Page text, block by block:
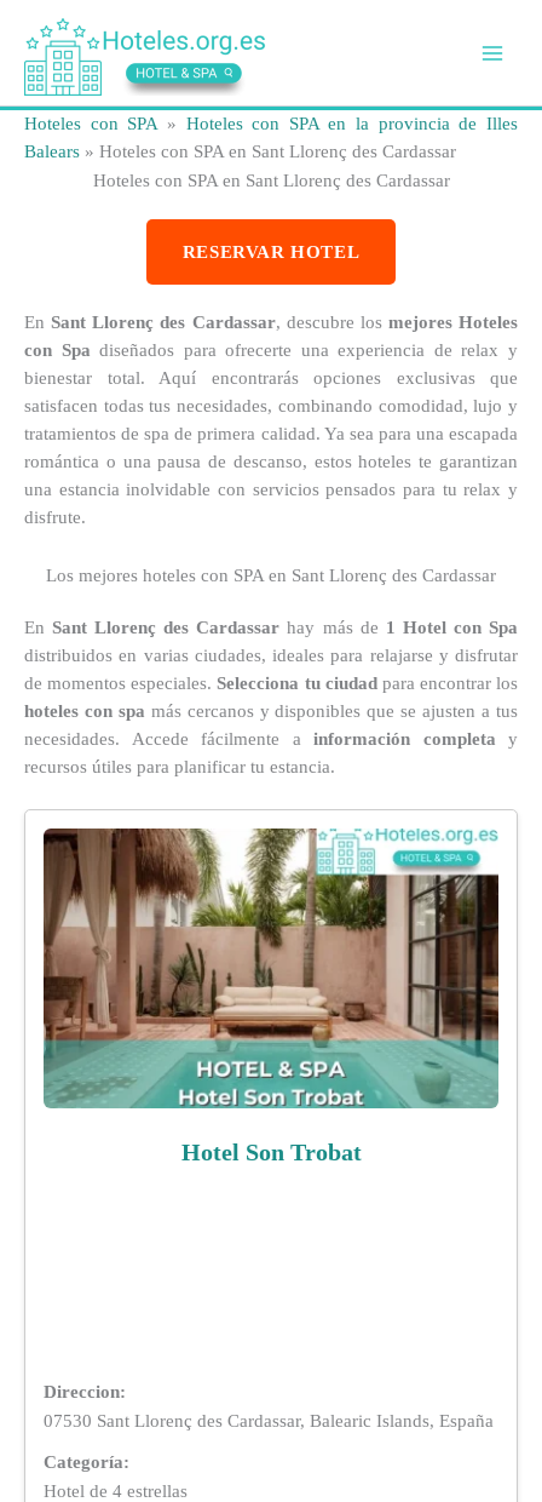
contenido
Hoteles con SPA » Hoteles con SPA en la provincia de Illes
Balears » Hoteles con SPA en Sant Llorenç des Cardassar
Hoteles con SPA en Sant Llorenç des Cardassar
RESERVAR HOTEL
EnSant Llorenç des Cardassar, descubre los mejores Hoteles
con Spa diseñados para ofrecerte una experiencia de relax y
bienestar total. Aquí encontrarás opciones exclusivas que
satisfacen todas tus necesidades, combinando comodidad, lujo y
tratamientos de spa de primera calidad. Ya sea para una escapada
romántica o una pausa de descanso, estos hoteles te garantizan
una estancia inolvidable con servicios pensados para tu relax y
disfrute.
Los mejores hoteles con SPA en Sant Llorenç des Cardassar
EnSant Llorenç des Cardassar hay más de 1 Hotel con Spa
distribuidos en varias ciudades, ideales para relajarse y disfrutar
de momentos especiales.Selecciona tu ciudadpara encontrar los
hoteles con spa más cercanos y disponibles que se ajusten a tus
necesidades. Accede fácilmente a información completa y
recursos útiles para planificar tu estancia.
Hotel Son Trobat
Direccion:
07530 Sant Llorenç des Cardassar, Balearic Islands, España
Categoría:
Hotel de 4 estrellas